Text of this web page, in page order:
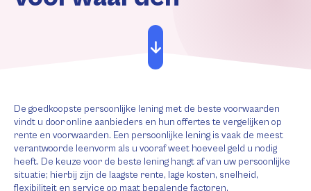
De goedkoopste persoonlijke lening met de beste voorwaarden
vindt u door online aanbieders en hun offertes te vergelijken op
rente en voorwaarden. Een persoonlijke lening is vaak de meest
verantwoorde leenvorm als u vooraf weet hoeveel geld u nodig
heeft. De keuze voor de beste lening hangt af van uw persoonlijke
situatie; hierbij zijn de laagste rente, lage kosten, snelheid,
flexibiliteit en service op maat bepalende factoren.